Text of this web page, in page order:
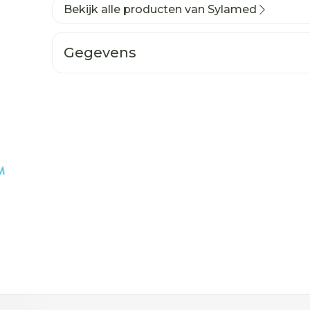
Bekijk alle producten van Sylamed
Gegevens